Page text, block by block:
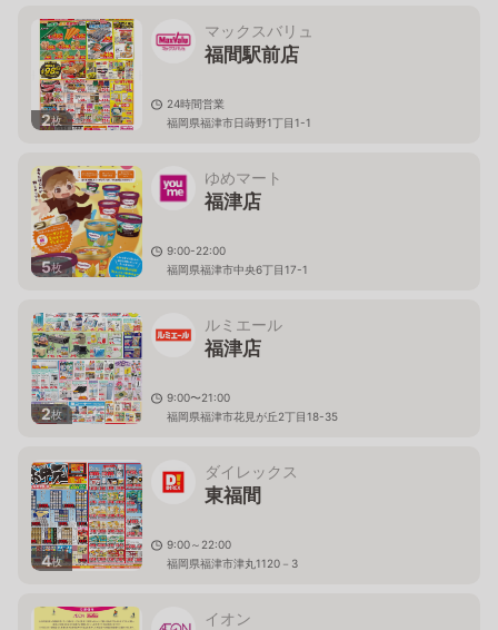
2枚
マックスバリュ
福間駅前店
24時間営業
福岡県福津市日蒔野1丁目1-1
5枚
ゆめマート
福津店
9:00-22:00
福岡県福津市中央6丁目17-1
2枚
ルミエール
福津店
9:00〜21:00
福岡県福津市花見が丘2丁目18-35
4枚
ダイレックス
東福間
9:00～22:00
福岡県福津市津丸1120－3
イオン